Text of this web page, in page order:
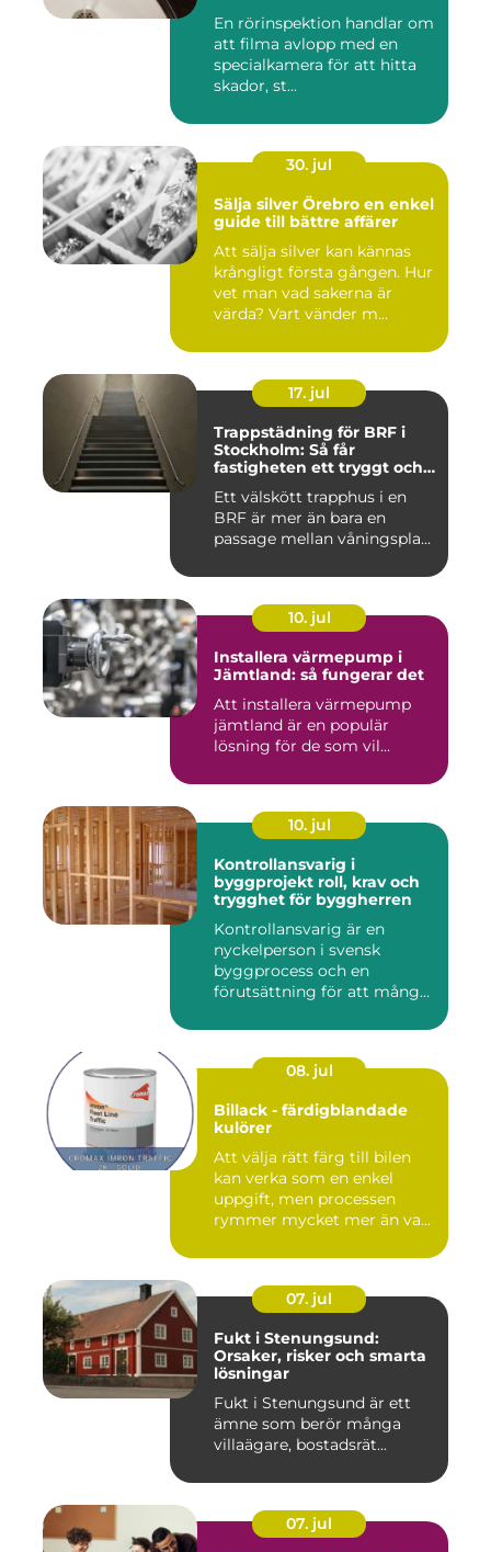
En rörinspektion handlar om
att filma avlopp med en
specialkamera för att hitta
skador, st...
30. jul
Sälja silver Örebro en enkel
guide till bättre affärer
Att sälja silver kan kännas
krångligt första gången. Hur
vet man vad sakerna är
värda? Vart vänder m...
17. jul
Trappstädning för BRF i
Stockholm: Så får
fastigheten ett tryggt och
Ett välskött trapphus i en
BRF är mer än bara en
passage mellan våningspla...
10. jul
Installera värmepump i
Jämtland: så fungerar det
Att installera värmepump
jämtland är en populär
lösning för de som vil...
10. jul
Kontrollansvarig i
byggprojekt roll, krav och
trygghet för byggherren
Kontrollansvarig är en
nyckelperson i svensk
byggprocess och en
förutsättning för att många
08. jul
Billack - färdigblandade
kulörer
Att välja rätt färg till bilen
kan verka som en enkel
uppgift, men processen
rymmer mycket mer än va...
07. jul
Fukt i Stenungsund:
Orsaker, risker och smarta
lösningar
Fukt i Stenungsund är ett
ämne som berör många
villaägare, bostadsrät...
07. jul